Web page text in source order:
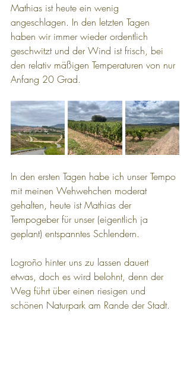
Mathias ist heute ein wenig
angeschlagen. In den letzten Tagen
haben wir immer wieder ordentlich
geschwitzt und der Wind ist frisch, bei
den relativ mäßigen Temperaturen von nur
Anfang 20 Grad.
In den ersten Tagen habe ich unser Tempo
mit meinen Wehwehchen moderat
gehalten, heute ist Mathias der
Tempogeber für unser (eigentlich ja
geplant) entspanntes Schlendern.
Logroño hinter uns zu lassen dauert
etwas, doch es wird belohnt, denn der
Weg führt über einen riesigen und
schönen Naturpark am Rande der Stadt.